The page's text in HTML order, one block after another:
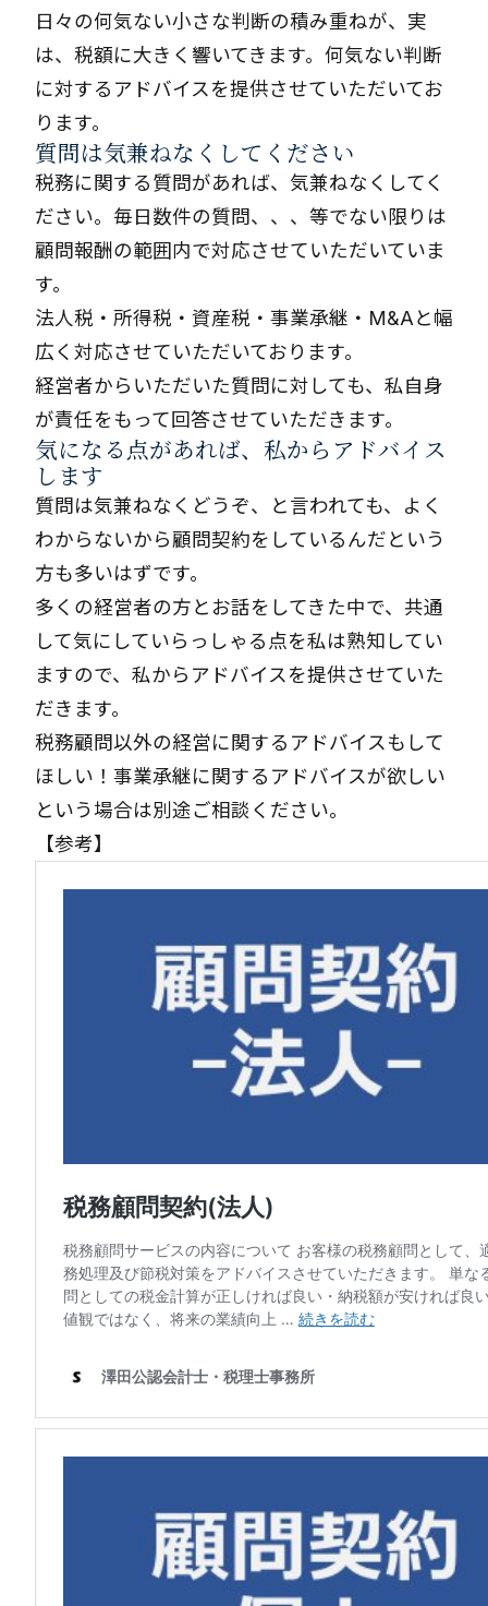
日々の何気ない小さな判断の積み重ねが、実
は、税額に大きく響いてきます。何気ない判断
に対するアドバイスを提供させていただいてお
ります。
質問は気兼ねなくしてください
税務に関する質問があれば、気兼ねなくしてく
ださい。毎日数件の質問、、、等でない限りは
顧問報酬の範囲内で対応させていただいていま
す。
法人税・所得税・資産税・事業承継・M&Aと幅
広く対応させていただいております。
経営者からいただいた質問に対しても、私自身
が責任をもって回答させていただきます。
気になる点があれば、私からアドバイス
します
質問は気兼ねなくどうぞ、と言われても、よく
わからないから顧問契約をしているんだという
方も多いはずです。
多くの経営者の方とお話をしてきた中で、共通
して気にしていらっしゃる点を私は熟知してい
ますので、私からアドバイスを提供させていた
だきます。
税務顧問以外の経営に関するアドバイスもして
ほしい！事業承継に関するアドバイスが欲しい
という場合は別途ご相談ください。
【参考】